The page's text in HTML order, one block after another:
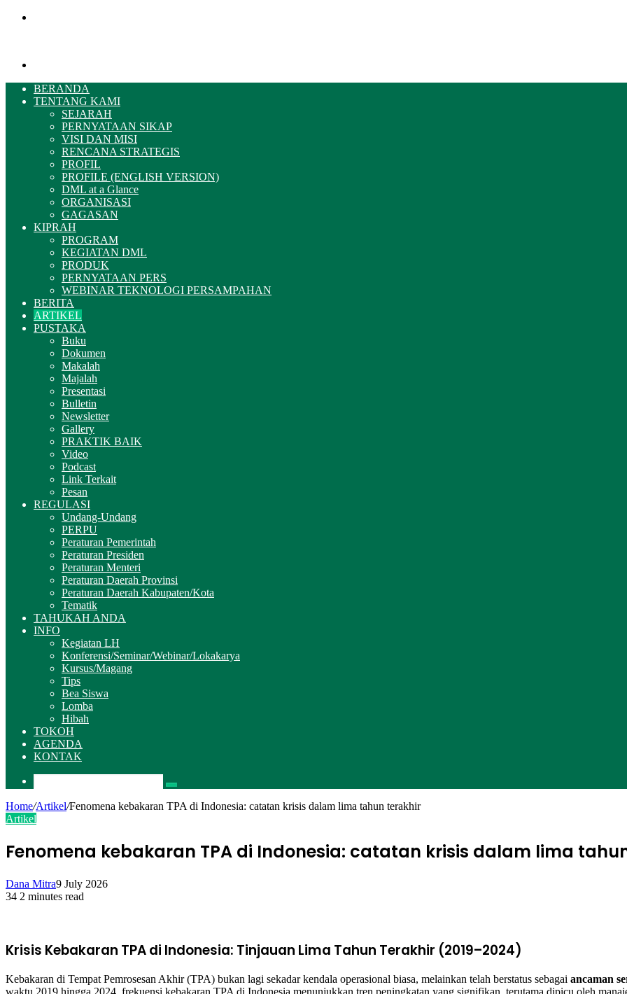
BERANDA
TENTANG KAMI
SEJARAH
PERNYATAAN SIKAP
VISI DAN MISI
RENCANA STRATEGIS
PROFIL
PROFILE (ENGLISH VERSION)
DML at a Glance
ORGANISASI
GAGASAN
KIPRAH
PROGRAM
KEGIATAN DML
PRODUK
PERNYATAAN PERS
WEBINAR TEKNOLOGI PERSAMPAHAN
BERITA
ARTIKEL
PUSTAKA
Buku
Dokumen
Makalah
Majalah
Presentasi
Bulletin
Newsletter
Gallery
PRAKTIK BAIK
Video
Podcast
Link Terkait
Pesan
REGULASI
Undang-Undang
PERPU
Peraturan Pemerintah
Peraturan Presiden
Peraturan Menteri
Peraturan Daerah Provinsi
Peraturan Daerah Kabupaten/Kota
Tematik
TAHUKAH ANDA
INFO
Kegiatan LH
Konferensi/Seminar/Webinar/Lokakarya
Kursus/Magang
Tips
Bea Siswa
Lomba
Hibah
TOKOH
AGENDA
KONTAK
Pencarian
Home/Artikel/Fenomena kebakaran TPA di Indonesia: catatan krisis dalam lima tahun terakhir
Artikel
Fenomena kebakaran TPA di Indonesia: catatan krisis dalam lima
Dana Mitra9 July 2026
34 2 minutes read
Krisis Kebakaran TPA di Indonesia: Tinjauan Lima Tahun Terakhir (2019–2024)
Kebakaran di Tempat Pemrosesan Akhir (TPA) bukan lagi sekadar kendala operasional biasa, melainkan telah berstatus sebagai ancaman